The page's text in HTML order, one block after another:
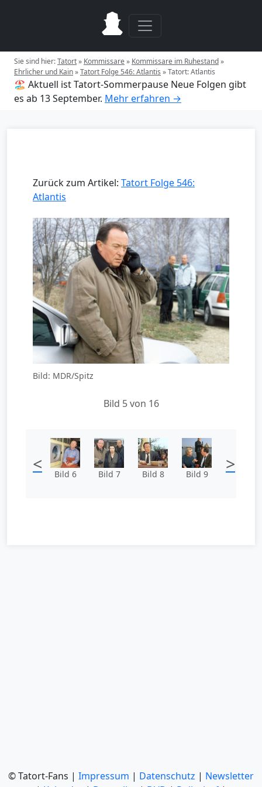
Sie sind hier:Tatort» Kommissare» Kommissare im Ruhestand»
Ehrlicher und Kain»Tatort Folge 546: Atlantis »Tatort: Atlantis
🏖️ Aktuell ist Tatort-Sommerpause Neue Folgen gibt
es ab 13 September. Mehr erfahren →
Zurück zum Artikel: Tatort Folge 546:
Atlantis
Bild: MDR/Spitz
Bild 5 von 16
< Bild 6 Bild 7 Bild 8 Bild 9 >
© Tatort-Fans | Impressum | Datenschutz | Newsletter